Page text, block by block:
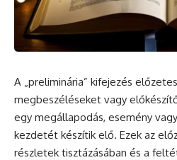
A „preliminária” kifejezés
megbeszéléseket vagy
egy megállapodás, esemény vagy
kezdetét készítik elő. Ezek az
részletek tisztázásában és a